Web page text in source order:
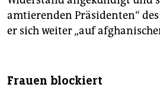
amtierenden Präsidenten“
er sich weiter „auf
Frauen blockiert